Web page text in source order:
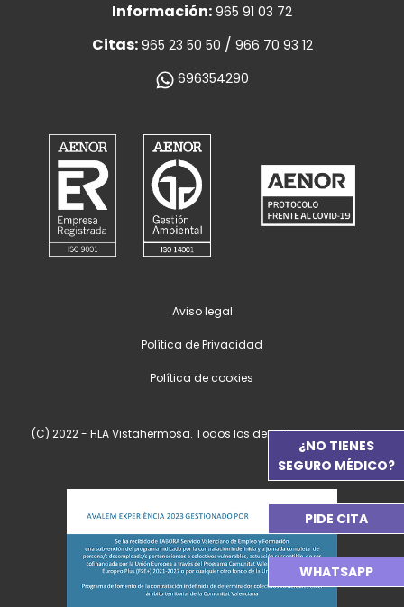
Información: 965 91 03 72
Citas: 965 23 50 50 / 966 70 93 12
696354290
(C) 2022 - HLA Vistahermosa. Todos los derechos reservados.
Aviso legal
Política de Privacidad
Política de cookies
¿NO TIENES
SEGURO MÉDICO?
PIDE CITA
WHATSAPP